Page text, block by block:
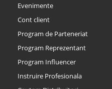
Evenimente
Cont client
Program de Parteneriat
Program Reprezentant
Program Influencer
Instruire Profesionala